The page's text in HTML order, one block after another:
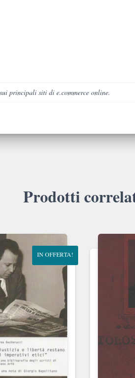
principali siti di e.commerce online.
Prodotti
IN OFFERTA!